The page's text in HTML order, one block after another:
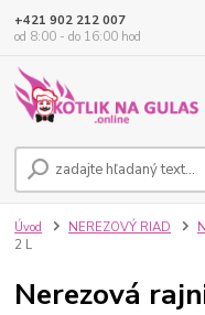
+421 902 212 007
od 8:00 - do 16:00 hod
Úvod NEREZOVÝ RIAD
2 L
Nerezová